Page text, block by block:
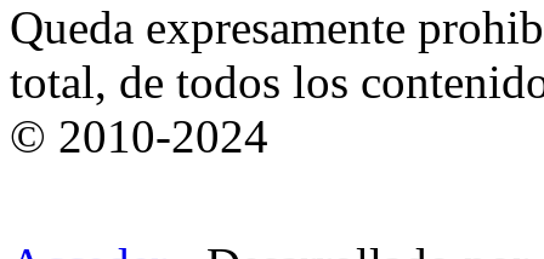
Queda expresamente
total, de todos los
© 2010-2024